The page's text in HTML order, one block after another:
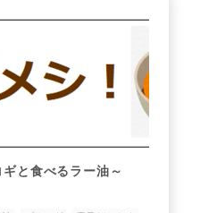
と食べるラー油～